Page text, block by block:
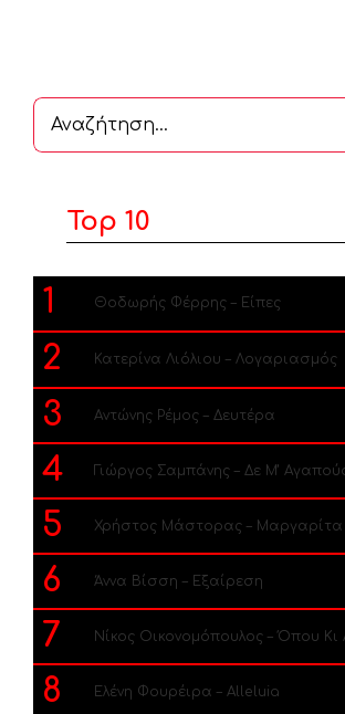
Αναζήτηση
...
Top 10
1 Θοδωρής Φέρρης – Είπες
2 Κατερίνα Λιόλιου – Λογαριασμός
3 Αντώνης Ρέμος – Δευτέρα
4 Γιώργος Σαμπάνης – Δε Μ’
5 Χρήστος Μάστορας – Μαργαρίτα
6 Άννα Βίσση – Εξαίρεση
7 Νίκος Οικονομόπουλος – Όπου Κι
8 Ελένη Φουρέιρα – Alleluia